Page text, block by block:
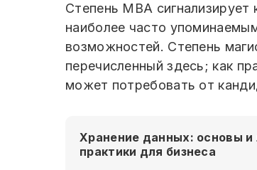
Степень MBA
наиболее часто
возможностей. Степень
перечисленный здесь; как
может потребовать от
Хранение данных: основы и
практики для бизнеса